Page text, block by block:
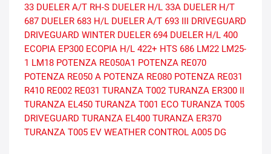
33 DUELER A/T RH-S DUELER H/L 33A DUELER H/T
687 DUELER 683 H/L DUELER A/T 693 III DRIVEGUARD
DRIVEGUARD WINTER DUELER 694 DUELER H/L 400
ECOPIA EP300 ECOPIA H/L 422+ HTS 686 LM22 LM25-
1 LM18 POTENZA RE050A1 POTENZA RE070
POTENZA RE050 A POTENZA RE080 POTENZA RE031
R410 RE002 RE031 TURANZA T002 TURANZA ER300 II
TURANZA EL450 TURANZA T001 ECO TURANZA T005
DRIVEGUARD TURANZA EL400 TURANZA ER370
TURANZA T005 EV WEATHER CONTROL A005 DG